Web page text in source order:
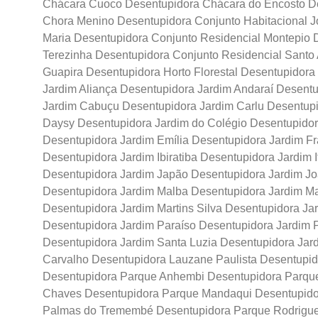
Chácara Cuoco Desentupidora Chácara do Encosto
Chora Menino Desentupidora Conjunto Habitacional
Maria Desentupidora Conjunto Residencial
Terezinha Desentupidora Conjunto Residencial
Guapira Desentupidora Horto Florestal
Jardim Aliança Desentupidora Jardim Andaraí
Jardim Cabuçu Desentupidora Jardim Carlu
Daysy Desentupidora Jardim do Colégio
Desentupidora Jardim Emília Desentupidora Jardim
Desentupidora Jardim Ibiratiba Desentupidora
Desentupidora Jardim Japão Desentupidora Jardim
Desentupidora Jardim Malba Desentupidora Jardim
Desentupidora Jardim Martins Silva Desentupidora
Desentupidora Jardim Paraíso Desentupidora Jardim
Desentupidora Jardim Santa Luzia Desentupidora
Carvalho Desentupidora Lauzane Paulista
Desentupidora Parque Anhembi Desentupidora
Chaves Desentupidora Parque Mandaqui
Palmas do Tremembé Desentupidora Parque